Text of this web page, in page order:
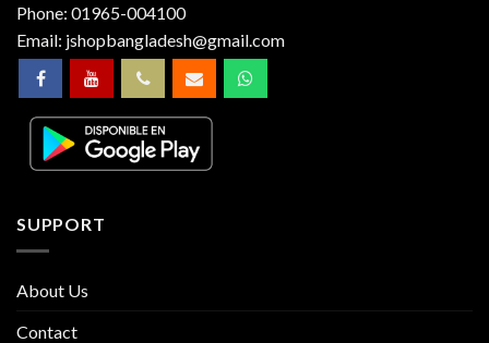
Phone: 01965-004100
Email: jshopbangladesh@gmail.com
SUPPORT
About Us
Contact